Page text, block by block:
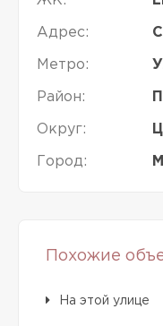
Адрес:
Метро:
Район:
Округ:
Город:
Похожие
На этой улице